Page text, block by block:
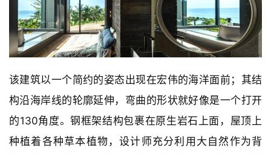
该建筑以一个简约的姿态出现在宏伟的海洋面前；其结
构沿海岸线的轮廓延伸，弯曲的形状就好像是一个打开
的130角度。钢框架结构包裹在原生岩石上面，屋顶上
种植着各种草本植物，设计师充分利用大自然作为背